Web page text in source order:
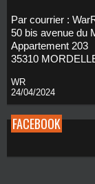
Par courrier :
50 bis avenue du
Appartement 203
35310
WR
24/04/2024
FACEBOOK